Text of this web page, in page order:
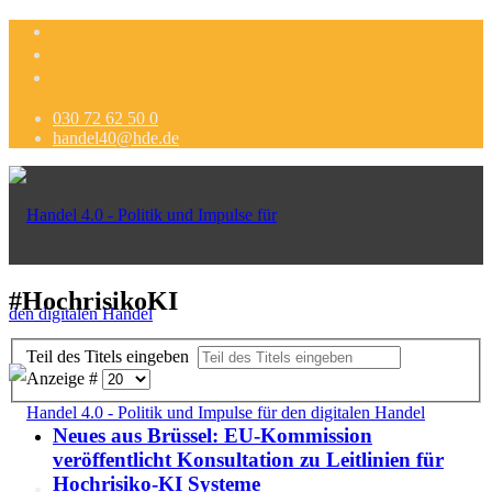
030 72 62 50 0
handel40@hde.de
#HochrisikoKI
Teil des Titels eingeben
Anzeige #
Neues aus Brüssel: EU-Kommission
veröffentlicht Konsultation zu Leitlinien für
Hochrisiko-KI Systeme